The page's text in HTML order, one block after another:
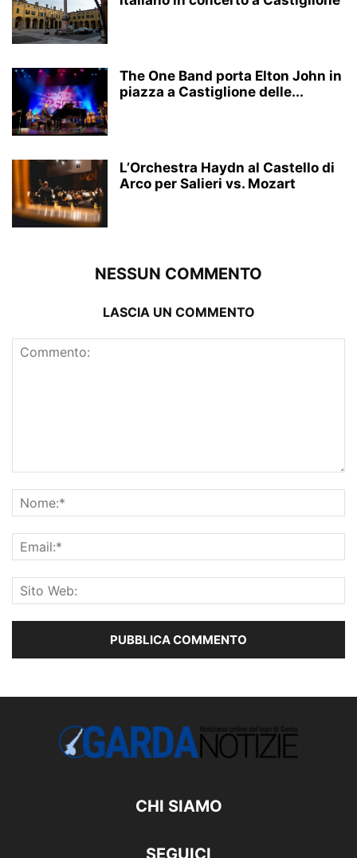
The One Band porta Elton John in
piazza a Castiglione delle...
L’Orchestra Haydn al Castello di
Arco per Salieri vs. Mozart
NESSUN COMMENTO
LASCIA UN COMMENTO
CHI SIAMO